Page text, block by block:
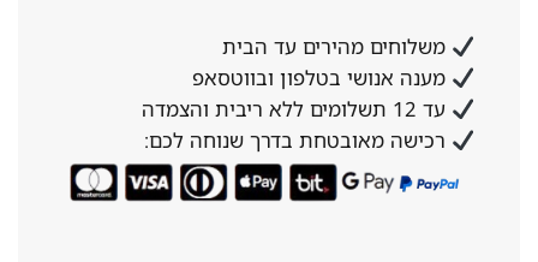
משלוחים מהירים עד הבית
מענה אנושי בטלפון ובווטסאפ
עד 12 תשלומים ללא ריבית והצמדה
רכישה מאובטחת בדרך שנוחה לכם: